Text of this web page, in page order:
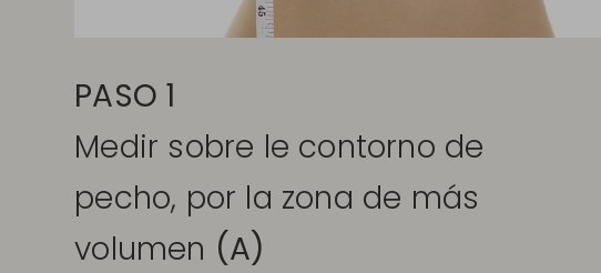
PASO 1
Medir sobre le contorno de
pecho, por la zona de más
volumen (A)